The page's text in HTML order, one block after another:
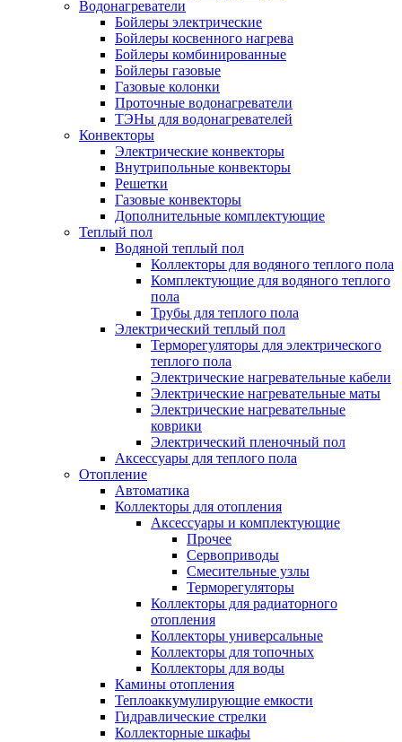
Водонагреватели
Бойлеры электрические
Бойлеры косвенного нагрева
Бойлеры комбинированные
Бойлеры газовые
Газовые колонки
Проточные водонагреватели
ТЭНы для водонагревателей
Конвекторы
Электрические конвекторы
Внутрипольные конвекторы
Решетки
Газовые конвекторы
Дополнительные комплектующие
Теплый пол
Водяной теплый пол
Коллекторы для водяного теплого пола
Комплектующие для водяного теплого
пола
Трубы для теплого пола
Электрический теплый пол
Терморегуляторы для электрического
теплого пола
Электрические нагревательные кабели
Электрические нагревательные маты
Электрические нагревательные
коврики
Электрический пленочный пол
Аксессуары для теплого пола
Отопление
Автоматика
Коллекторы для отопления
Аксессуары и комплектующие
Прочее
Сервоприводы
Смесительные узлы
Терморегуляторы
Коллекторы для радиаторного
отопления
Коллекторы универсальные
Коллекторы для топочных
Коллекторы для воды
Камины отопления
Теплоаккумулирующие емкости
Гидравлические стрелки
Коллекторные шкафы